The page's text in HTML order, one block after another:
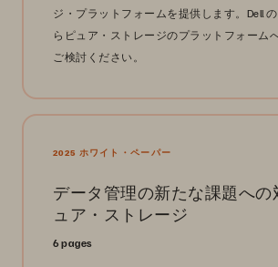
ジ・プラットフォームを提供します。Dell
らピュア・ストレージのプラットフォーム
ご検討ください。
2025 ホワイト・ペーパー
データ管理の新たな課題への
ュア・ストレージ
6 pages